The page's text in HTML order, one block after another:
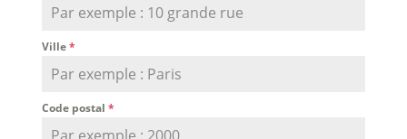
Ville*
Code postal *